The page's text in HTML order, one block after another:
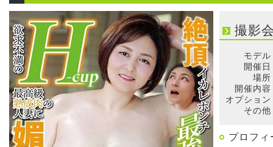
撮影
モデル
開催
場所
開催内容
オプション
その他
プロフィ